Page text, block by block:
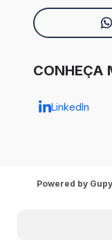
CONHEÇA
LinkedIn
Powered by